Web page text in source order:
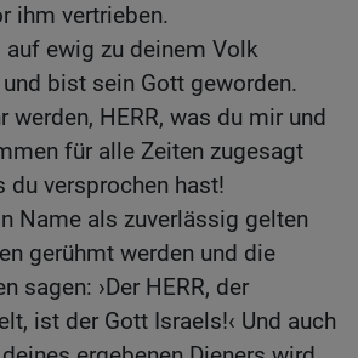
ihm vertrieben.
auf ewig zu deinem Volk
und bist sein Gott geworden.
werden, HERR, was du mir und
für alle Zeiten zugesagt
du versprochen hast!
Name als zuverlässig gelten
gerühmt werden und die
sagen: ›Der HERR, der
ist der Gott Israels!‹ Und auch